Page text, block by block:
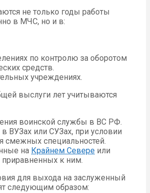
не только годы работы
в МЧС, но и в:
по контролю за оборотом
средств.
учреждениях.
выслуги лет учитываются
воинской службы в ВС РФ.
ВУЗах или СУЗах, при условии
смежных специальностей.
на Крайнем Севере или
приравненных к ним.
для выхода на заслуженный
следующим образом: